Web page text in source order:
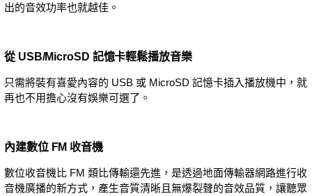
出的音效功率也就越佳。
從 USB/MicroSD 記憶卡輕鬆播放音樂
只需將裝有喜愛內容的 USB 或 MicroSD 記憶卡插入播放機中，就
再也不用擔心沒有娛樂可選了。
內建數位 FM 收音機
數位收音機比 FM 類比傳輸還先進，是透過地面傳輸器網路進行收
音機廣播的新方式，產生音質清晰且無爆裂聲的音效品質，讓聽眾